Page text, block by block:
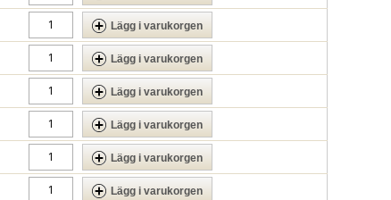
Lägg i varukorgen
Lägg i varukorgen
Lägg i varukorgen
Lägg i varukorgen
Lägg i varukorgen
Lägg i varukorgen